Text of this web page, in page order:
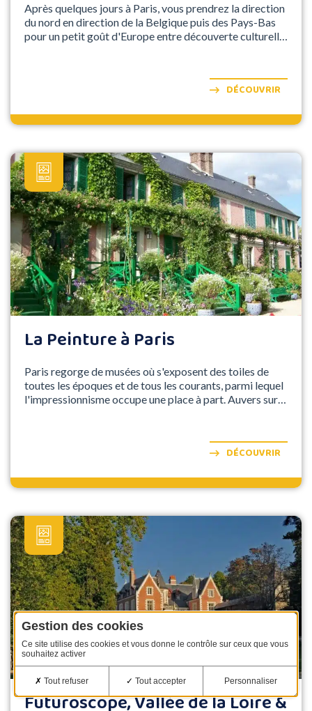
Après quelques jours à Paris, vous prendrez la direction
du nord en direction de la Belgique puis des Pays-Bas
pour un petit goût d'Europe entre découverte culturelle
DÉCOUVRIR
La Peinture à Paris
Paris regorge de musées où s'exposent des toiles de
toutes les époques et de tous les courants, parmi lequel
l'impressionnisme occupe une place à part. Auvers sur
DÉCOUVRIR
Futuroscope, Vallée de la Loire &
Gestion des cookies
Ce site utilise des cookies et vous donne le contrôle sur ceux que vous
souhaitez activer
Tout refuser Tout accepter Personnaliser